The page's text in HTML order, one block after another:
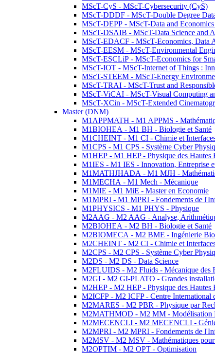
MScT-CyS - MScT-Cybersecurity (CyS)
MScT-DDDF - MScT-Double Degree
MScT-DEPP - MScT-Data and
MScT-DSAIB - MScT-Data Science and
MScT-EDACF - MScT-Economics, Data
MScT-EESM - MScT-Environmental
MScT-ESCLiP - MScT-Economics for
MScT-IOT - MScT-Internet of Things :
MScT-STEEM - MScT-Energy
MScT-TRAI - MScT-Trust and
MScT-ViCAI - MScT-Visual Computing
MScT-XCin - MScT-Extended
Master (DNM)
M1APPMATH - M1 APPMS -
M1BIOHEA - M1 BH - Biologie et Santé
M1CHEINT - M1 CI - Chimie et
M1CPS - M1 CPS - Système Cyber
M1HEP - M1 HEP - Physique des Hautes
M1IES - M1 IES - Innovation, Entreprise
M1MATHJHADA - M1 MJH -
M1MECHA - M1 Mech - Mécanique
M1MIE - M1 MiE - Master en Economie
M1MPRI - M1 MPRI - Fondements de
M1PHYSICS - M1 PHYS - Physique
M2AAG - M2 AAG - Analyse,
M2BIOHEA - M2 BH - Biologie et Santé
M2BIOMECA - M2 BME - Ingénierie
M2CHEINT - M2 CI - Chimie et
M2CPS - M2 CPS - Système Cyber
M2DS - M2 DS - Data Science
M2FLUIDS - M2 Fluids - Mécanique des
M2GI - M2 GI-PLATO - Grandes
M2HEP - M2 HEP - Physique des Hautes
M2ICFP - M2 ICFP - Centre International
M2MARES - M2 PBR - Physique par
M2MATHMOD - M2 MM - Modélisation
M2MECENCLI - M2 MECENCLI -
M2MPRI - M2 MPRI - Fondements de
M2MSV - M2 MSV - Mathématiques pour
M2OPTIM - M2 OPT - Optimisation